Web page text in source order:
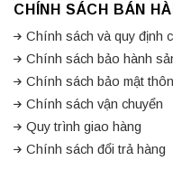
CHÍNH SÁCH BÁN
Chính sách và quy định
Chính sách bảo hành
Chính sách bảo mật
Chính sách vận chuyển
Quy trình giao hàng
Chính sách đổi trả hàng